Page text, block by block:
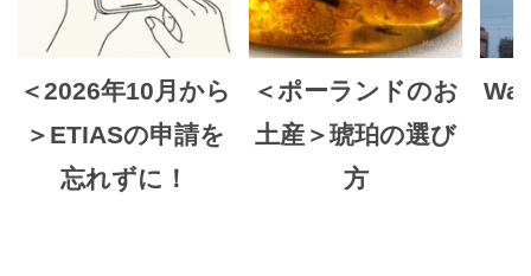
＜2026年10月から
＞ETIASの申請を
忘れずに！
＜ポーランドのお
土産＞琥珀の選び
方